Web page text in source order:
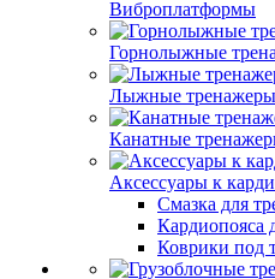
Виброплатформы
Горнолыжные
Лыжные тренажеры
Канатные
Аксессуары к
Смазка для
Кардиопояса
Коврики под